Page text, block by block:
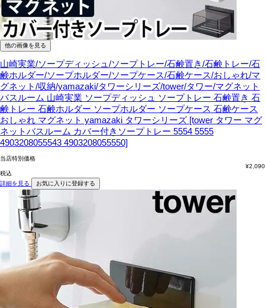
他の画像を見る
山崎実業/ソープディッシュ/ソープトレー/石鹸置き/石鹸トレー/石
鹸ホルダー/ソープホルダー/ソープケース/石鹸ケース/おしゃれ/マ
グネット/収納/yamazaki/タワーシリーズ/tower/タワー/マグネット
バスルーム 山崎実業 ソープディッシュ ソープトレー 石鹸置き 石
鹸トレー 石鹸ホルダー ソープホルダー ソープケース 石鹸ケース
おしゃれ マグネット yamazaki タワーシリーズ [tower タワー マグ
ネットバスルーム カバー付きソープトレー 5554 5555
4903208055543 4903208055550]
当店特別価格
¥2,090
税込
詳細を見る
お気に入りに登録する